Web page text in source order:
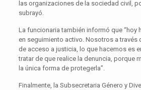
las organizaciones de la sociedad civil,
subrayó.
La funcionaria también informó que “hoy
en seguimiento activo. Nosotros a través
de acceso a justicia, lo que hacemos es
tratar de que realice la denuncia, porque
la única forma de protegerla”.
Finalmente, la Subsecretaria Género y